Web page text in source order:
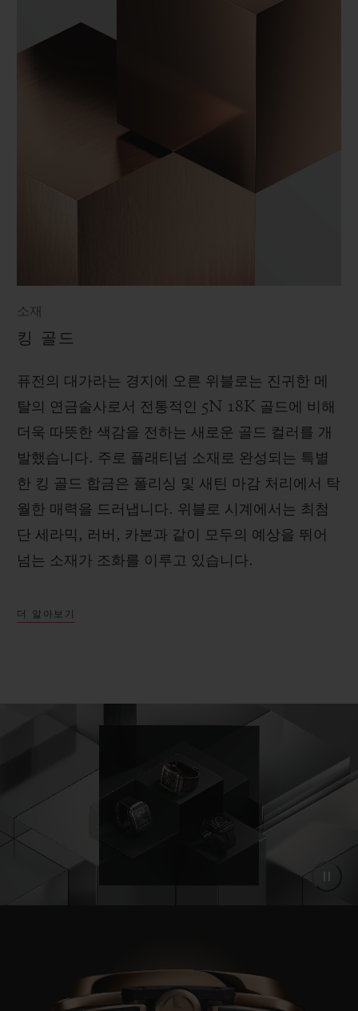
소재
킹 골드
퓨전의 대가라는 경지에 오른 위블로는 진귀한 메
탈의 연금술사로서 전통적인 5N 18K 골드에 비해
더욱 따뜻한 색감을 전하는 새로운 골드 컬러를 개
발했습니다. 주로 플래티넘 소재로 완성되는 특별
한 킹 골드 합금은 폴리싱 및 새틴 마감 처리에서 탁
월한 매력을 드러냅니다. 위블로 시계에서는 최첨
단 세라믹, 러버, 카본과 같이 모두의 예상을 뛰어
넘는 소재가 조화를 이루고 있습니다.
더 알아보기